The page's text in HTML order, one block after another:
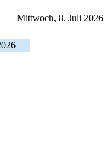
Mittwoch, 8. Juli 2026